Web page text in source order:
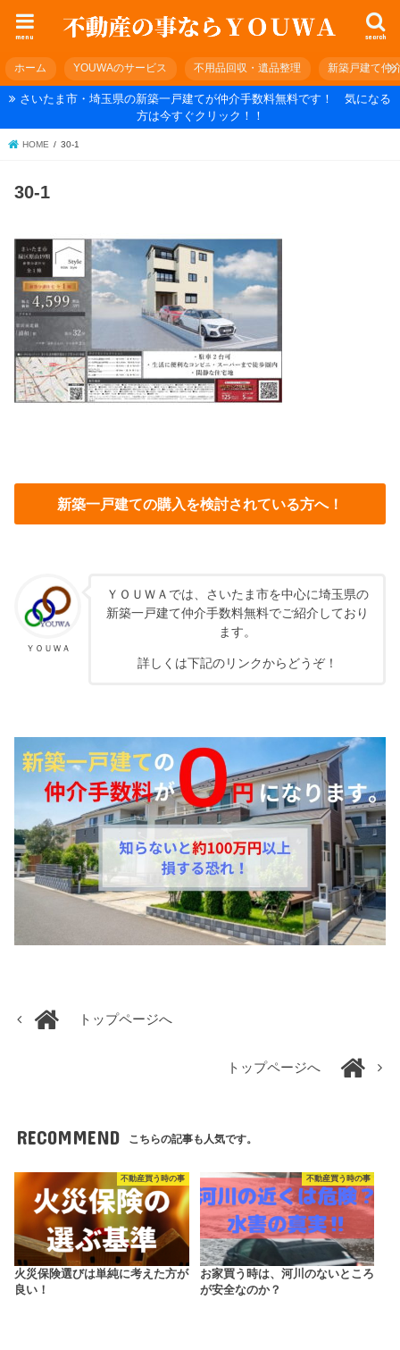
search
menu
ホーム YOUWAのサービス 不用品回収・遺品整理 新築戸建て仲
さいたま市・埼玉県の新築一戸建てが仲介手数料無料です！ 気になる
方は今すぐクリック！！
HOME 30-1
30-1
新築一戸建ての購入を検討されている方へ！
ＹＯＵＷＡ
ＹＯＵＷＡでは、さいたま市を中心に埼玉県の
新築一戸建て仲介手数料無料でご紹介しており
ます。
詳しくは下記のリンクからどうぞ！
トップページへ
トップページへ
RECOMMEND こちらの記事も人気です。
不動産買う時の事
火災保険選びは単純に考えた方が
良い！
不動産買う時の事
お家買う時は、河川のないところ
が安全なのか？